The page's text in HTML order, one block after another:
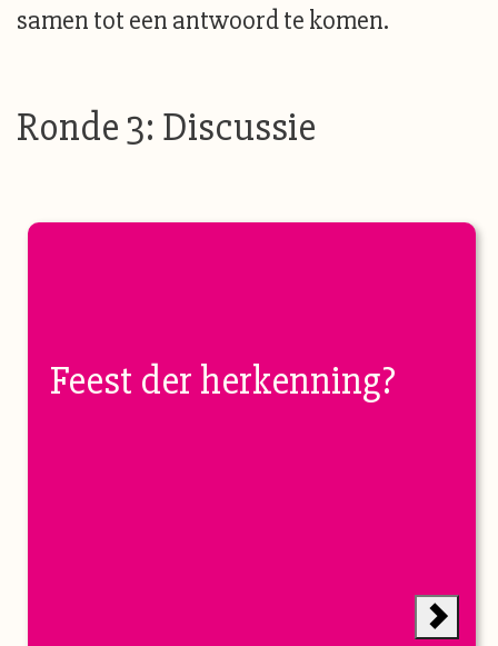
samen tot een antwoord te komen.
Ronde 3: Discussie
Feest der herkenning?